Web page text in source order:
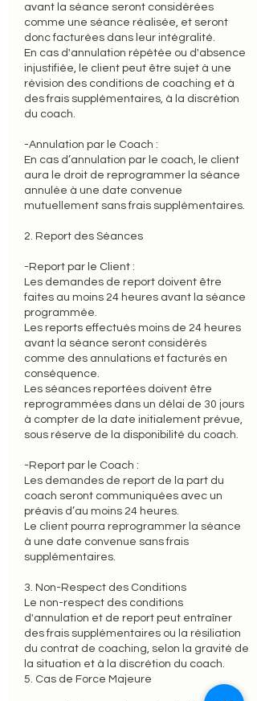
avant la séance seront considérées
comme une séance réalisée, et seront
donc facturées dans leur intégralité.
En cas d'annulation répétée ou d'absence
injustifiée, le client peut être sujet à une
révision des conditions de coaching et à
des frais supplémentaires, à la discrétion
du coach.
-Annulation par le Coach :
En cas d’annulation par le coach, le client
aura le droit de reprogrammer la séance
annulée à une date convenue
mutuellement sans frais supplémentaires.
2. Report des Séances
-Report par le Client :
Les demandes de report doivent être
faites au moins 24 heures avant la séance
programmée.
Les reports effectués moins de 24 heures
avant la séance seront considérés
comme des annulations et facturés en
conséquence.
Les séances reportées doivent être
reprogrammées dans un délai de 30 jours
à compter de la date initialement prévue,
sous réserve de la disponibilité du coach.
-Report par le Coach :
Les demandes de report de la part du
coach seront communiquées avec un
préavis d’au moins 24 heures.
Le client pourra reprogrammer la séance
à une date convenue sans frais
supplémentaires.
3. Non-Respect des Conditions
Le non-respect des conditions
d'annulation et de report peut entraîner
des frais supplémentaires ou la résiliation
du contrat de coaching, selon la gravité de
la situation et à la discrétion du coach.
5. Cas de Force Majeure